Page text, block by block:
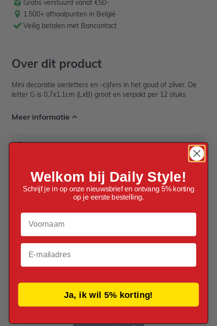
Gratis verstuurd vanaf €50-
1.500+ afhaalpunten in België
Veilig betalen met Bancontact
Over dit product
Mini decoratie sierletters en -cijfers in het goud of zilver. De
letter G is 0,7x1,1cm (LxB) groot en verpakt per 12 stuks
Meer informatie
EAN
Kleur
Zilver
Plastic
Verpakt per
Verpakt per 12 stuks
1 x 1 cm
Doorsnede
Welkom bij Daily Style!
Schrijf je in op onze nieuwsbrief en ontvang 5% korting
op je eerste bestelling.
Voornaam
Email
Ja, ik wil 5% korting!